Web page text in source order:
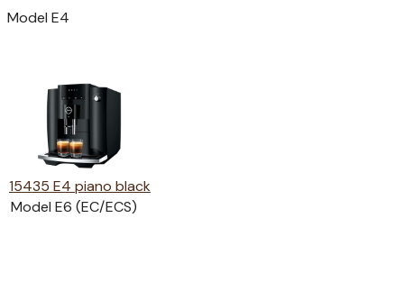
Model E4
15435 E4 piano black
Model E6 (EC/ECS)